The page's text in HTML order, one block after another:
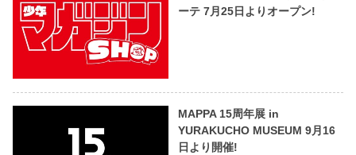
ーテ 7月25日よりオープン!
MAPPA 15周年展 in
YURAKUCHO MUSEUM 9月16
日より開催!